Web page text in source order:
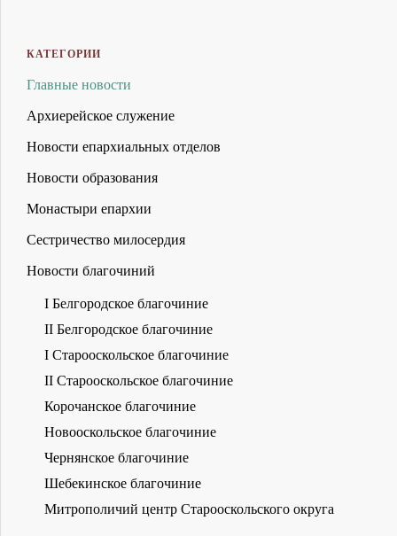
КАТЕГОРИИ
Главные новости
Архиерейское служение
Новости епархиальных отделов
Новости образования
Монастыри епархии
Сестричество милосердия
Новости благочиний
I Белгородское благочиние
II Белгородское благочиние
I Старооскольское благочиние
II Старооскольское благочиние
Корочанское благочиние
Новооскольское благочиние
Чернянское благочиние
Шебекинское благочиние
Митрополичий центр Старооскольского округа